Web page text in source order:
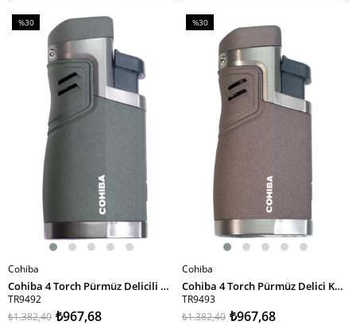
SEPETE EKLE
%30
%30İndirim
Cohiba
Cohiba 4 Torch Pürmüz Delicili Haki Metal Puro Çakmağı
TR9492
₺967,68
₺1.382,40
SEPETE EKLE
%30
%30İndirim
Cohiba
Cohiba 4 Torch Pürmüz Delici Kahverengi Metal Puro Çakmağı
TR9493
₺967,68
₺1.382,40